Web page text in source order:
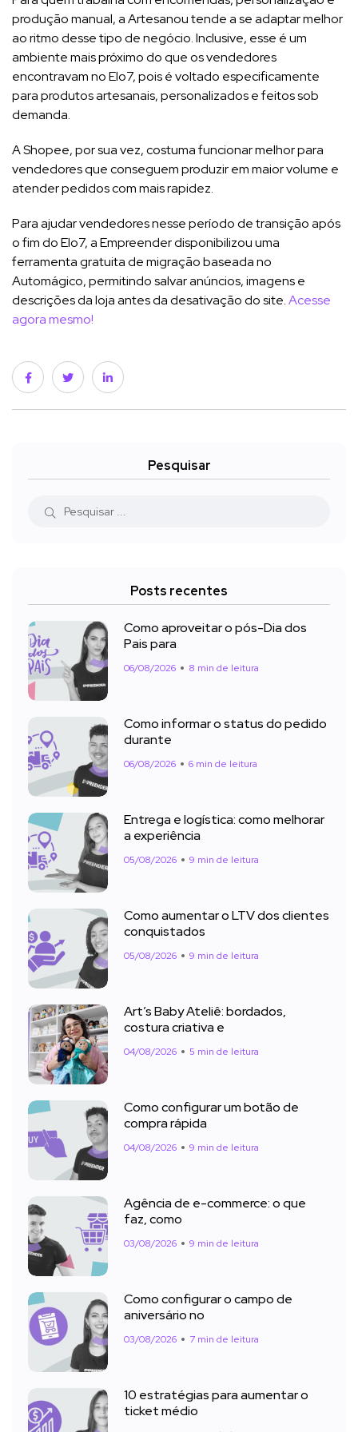
produção manual, a Artesanou tende a se adaptar melhor
ao ritmo desse tipo de negócio. Inclusive, esse é um
ambiente mais próximo do que os vendedores
encontravam no Elo7, pois é voltado especificamente
para produtos artesanais, personalizados e feitos sob
demanda.
A Shopee, por sua vez, costuma funcionar melhor para
vendedores que conseguem produzir em maior volume e
atender pedidos com mais rapidez.
Para ajudar vendedores nesse período de transição após
o fim do Elo7, a Empreender disponibilizou uma
ferramenta gratuita de migração baseada no
Automágico, permitindo salvar anúncios, imagens e
descrições da loja antes da desativação do site.Acesse
agora mesmo!
Pesquisar
Posts recentes
Como aproveitar o pós-Dia dos
Pais para
06/08/2026 8 min de leitura
Como informar o status do pedido
durante
06/08/2026 6 min de leitura
Entrega e logística: como melhorar
a experiência
05/08/2026 9 min de leitura
Como aumentar o LTV dos clientes
conquistados
05/08/2026 9 min de leitura
Art’s Baby Ateliê: bordados,
costura criativa e
04/08/2026 5 min de leitura
Como configurar um botão de
compra rápida
04/08/2026 9 min de leitura
Agência de e-commerce: o que
faz, como
03/08/2026 9 min de leitura
Como configurar o campo de
aniversário no
03/08/2026 7 min de leitura
10 estratégias para aumentar o
ticket médio